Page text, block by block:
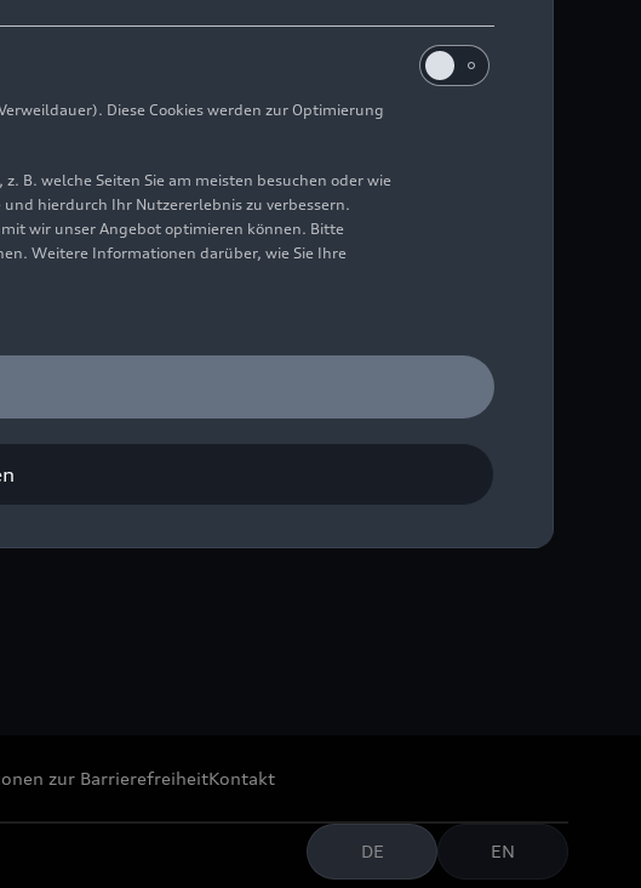
„We.Together: International
zur BarrierefreiheitKontakt
DE EN
Diese Cookies werden zur Optimierung
B. welche Seiten Sie am meisten besuchen oder wie
hierdurch Ihr Nutzererlebnis zu verbessern.
wir unser Angebot optimieren können. Bitte
Weitere Informationen darüber, wie Sie Ihre